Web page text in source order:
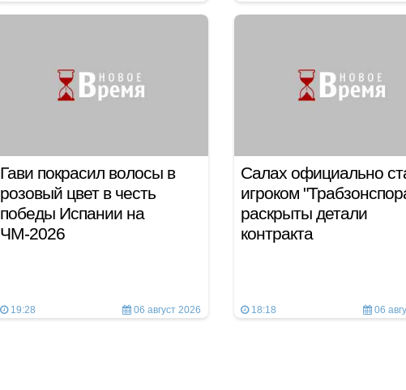
Гави покрасил волосы в
розовый цвет в честь
победы Испании на
ЧМ-2026
19:28 06 август 2026
Салах официально
игроком
раскрыты детали
контракта
18:18 06